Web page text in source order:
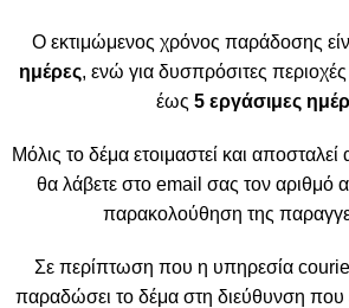
Ο εκτιμώμενος χρόνος παράδοσης
ημέρες, ενώ για δυσπρόσιτες περιοχές
έως 5 εργάσιμες
Μόλις το δέμα ετοιμαστεί και αποσταλεί
θα λάβετε στο email σας τον αριθμό
παρακολούθηση της
Σε περίπτωση που η υπηρεσία
παραδώσει το δέμα στη διεύθυνση που